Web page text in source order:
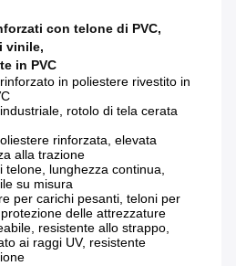
con telone di PVC,
vinile,
in PVC
in poliestere rivestito in
rotolo di tela cerata
rinforzata, elevata
alla trazione
telone, lunghezza continua,
su misura
per carichi pesanti, teloni per
delle attrezzature
resistente allo strappo,
ai raggi UV, resistente